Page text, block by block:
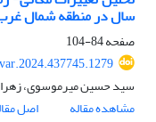
سال در منطقه شمال
صفحه84-104
سید حسین میرموسوی،
مشاهده مقاله
اصل